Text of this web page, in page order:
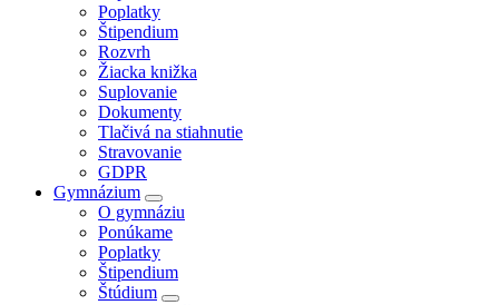
Poplatky
Štipendium
Rozvrh
Žiacka knižka
Suplovanie
Dokumenty
Tlačivá na stiahnutie
Stravovanie
GDPR
Gymnázium
O gymnáziu
Ponúkame
Poplatky
Štipendium
Štúdium